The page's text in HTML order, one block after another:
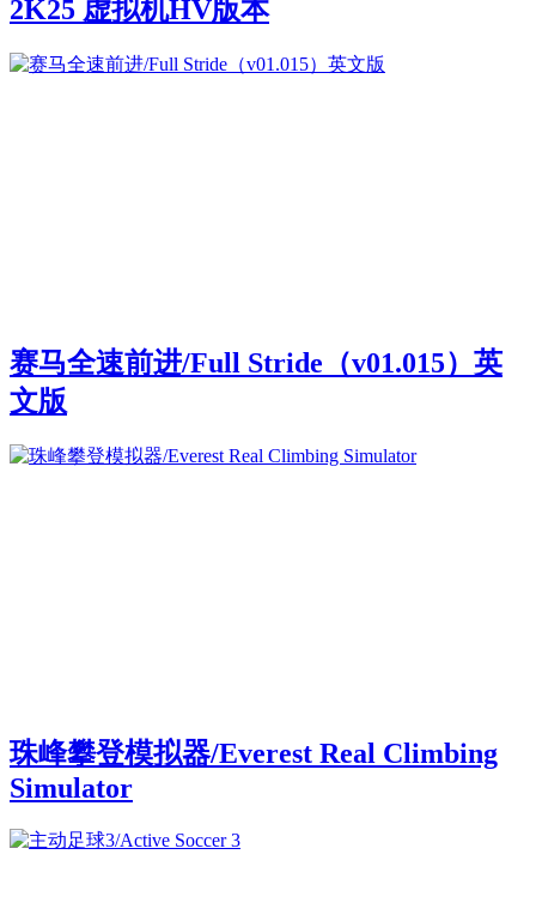
2K25 虚拟机HV版本
赛马全速前进/Full Stride（v01.015）英
文版
珠峰攀登模拟器/Everest Real Climbing
Simulator